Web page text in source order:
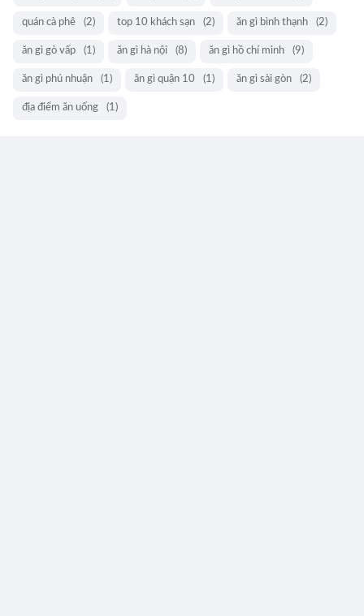
quán cà phê (2) top 10 khách sạn (2) ăn gì bình thạnh (2)
ăn gì gò vấp (1) ăn gì hà nội (8) ăn gì hồ chí minh (9)
ăn gì phú nhuận (1) ăn gì quận 10 (1) ăn gì sài gòn (2)
địa điểm ăn uống (1)